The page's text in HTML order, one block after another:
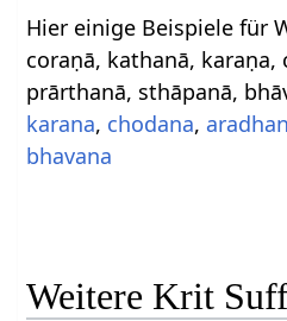
Hier einige Beispiele für
coraṇā, kathanā, karaṇa,
prārthanā, sthāpanā,
karana, chodana,
bhavana
Weitere Krit